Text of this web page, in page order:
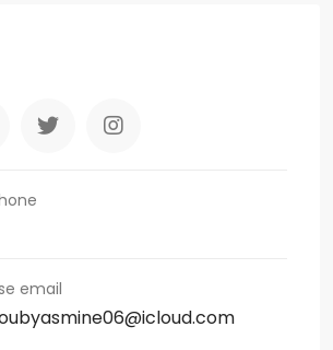
email